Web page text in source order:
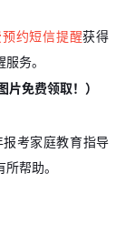
约短信提醒获得
务。
片免费领取！）
考家庭教育指导
帮助。